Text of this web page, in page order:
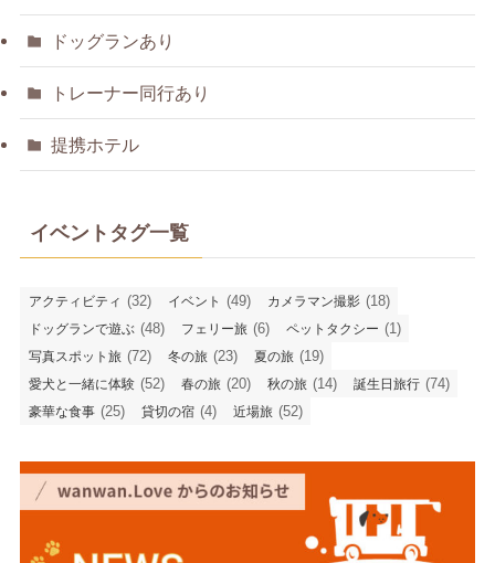
ドッグランあり
トレーナー同行あり
提携ホテル
イベントタグ一覧
アクティビティ (32) イベント (49) カメラマン撮影 (18)
ドッグランで遊ぶ (48) フェリー旅 (6) ペットタクシー (1)
写真スポット旅 (72) 冬の旅 (23) 夏の旅 (19)
愛犬と一緒に体験 (52) 春の旅 (20) 秋の旅 (14) 誕生日旅行 (74)
豪華な食事 (25) 貸切の宿 (4) 近場旅 (52)